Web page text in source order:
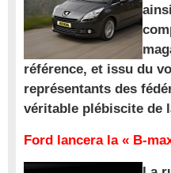
référence, et issu du
représentants des
véritable plébiscite de
Ford lancera la « B-